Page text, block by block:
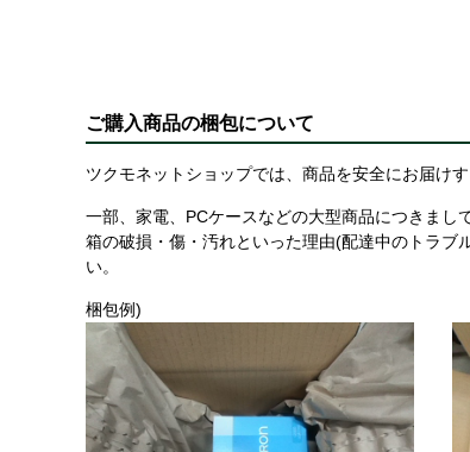
ご購入商品の梱包について
ツクモネットショップでは、商品を安全にお届け
一部、家電、PCケースなどの大型商品につきま
箱の破損・傷・汚れといった理由(配達中のトラブ
い。
梱包例)